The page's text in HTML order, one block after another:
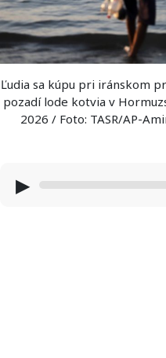
Ľudia sa kúpu pri iránskom
pozadí lode kotvia v
2026 / Foto: TASR/AP-
▶